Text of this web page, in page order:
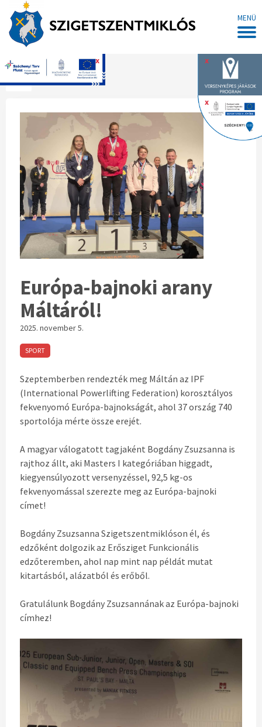
MENÜ
x
x
x
Főoldal
Európa-bajnoki arany
Máltáról!
2025. november 5.
SPORT
Szeptemberben rendezték meg Máltán az IPF
(International Powerlifting Federation) korosztályos
fekvenyomó Európa-bajnokságát, ahol 37 ország 740
sportolója mérte össze erejét.
A magyar válogatott tagjaként Bogdány Zsuzsanna is
rajthoz állt, aki Masters I kategóriában higgadt,
kiegyensúlyozott versenyzéssel, 92,5 kg-os
fekvenyomással szerezte meg az Európa-bajnoki
címet!
Bogdány Zsuzsanna Szigetszentmiklóson él, és
edzőként dolgozik az Erősziget Funkcionális
edzőteremben, ahol nap mint nap példát mutat
kitartásból, alázatból és erőből.
Gratulálunk Bogdány Zsuzsannának az Európa-bajnoki
címhez!